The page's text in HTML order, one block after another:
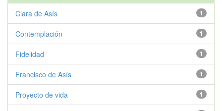
1
Clara de Asís
1
Contemplación
1
Fidelidad
1
Francisco de Asís
1
Proyecto de vida